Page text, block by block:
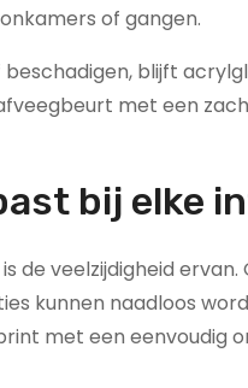
of gangen.
blijft
met een
bij elke
veelzijdigheid ervan.
kunnen naadloos
met een eenvoudig